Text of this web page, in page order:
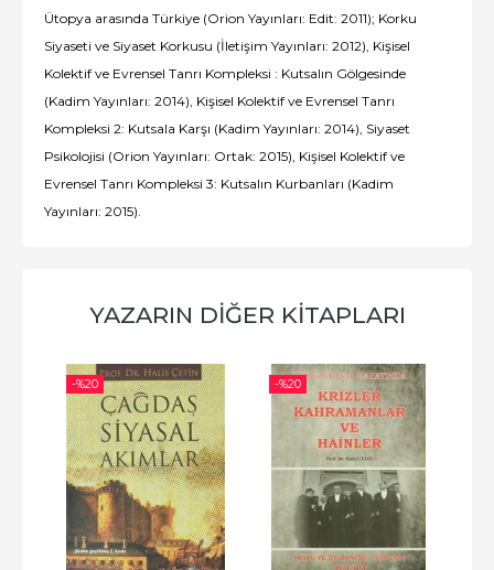
Ütopya arasında Türkiye (Orion Yayınları: Edit: 2011); Korku
Siyaseti ve Siyaset Korkusu (İletişim Yayınları: 2012), Kişisel
Kolektif ve Evrensel Tanrı Kompleksi : Kutsalın Gölgesinde
(Kadim Yayınları: 2014), Kişisel Kolektif ve Evrensel Tanrı
Kompleksi 2: Kutsala Karşı (Kadim Yayınları: 2014), Siyaset
Psikolojisi (Orion Yayınları: Ortak: 2015), Kişisel Kolektif ve
Evrensel Tanrı Kompleksi 3: Kutsalın Kurbanları (Kadim
Yayınları: 2015).
YAZARIN DIĞER KITAPLARI
-%20 -%20